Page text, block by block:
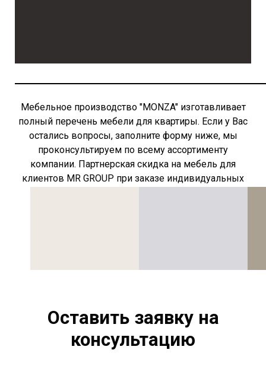
Мебельное производство "MONZA" изготавливает
полный перечень мебели для квартиры. Если у Вас
остались вопросы, заполните форму ниже, мы
проконсультируем по всему ассортименту
компании. Партнерская скидка на мебель для
клиентов MR GROUP при заказе индивидуальных
Оставить заявку на
консультацию